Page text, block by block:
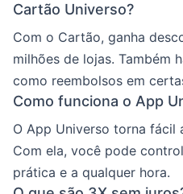
Cartão Universo?
Com o Cartão, ganha
milhões de lojas. Também
como reembolsos em
Como funciona o App
O App Universo torna fácil
Com ela, você pode
prática e a qualquer hora.